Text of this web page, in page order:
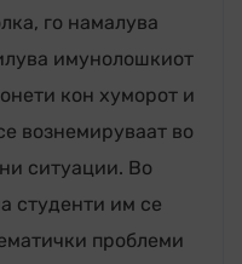
го намалува
имунолошкиот
кон хуморот и
вознемируваат во
ситуации. Во
студенти им се
проблеми